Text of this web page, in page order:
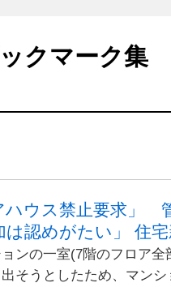
クマーク集
ウス禁止要求」
認めがたい」 住宅
ンの一室(7階のフロア
そうとしたため、マン